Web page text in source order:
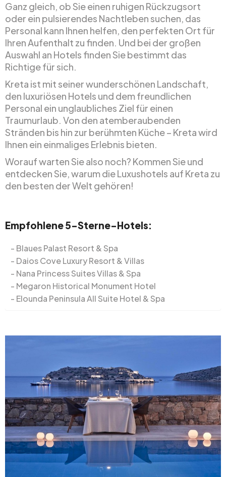
Ganz gleich, ob Sie einen ruhigen Rückzugsort
oder ein pulsierendes Nachtleben suchen, das
Personal kann Ihnen helfen, den perfekten Ort für
Ihren Aufenthalt zu finden. Und bei der großen
Auswahl an Hotels finden Sie bestimmt das
Richtige für sich.
Kreta ist mit seiner wunderschönen Landschaft,
den luxuriösen Hotels und dem freundlichen
Personal ein unglaubliches Ziel für einen
Traumurlaub. Von den atemberaubenden
Stränden bis hin zur berühmten Küche – Kreta wird
Ihnen ein einmaliges Erlebnis bieten.
Worauf warten Sie also noch? Kommen Sie und
entdecken Sie, warum die Luxushotels auf Kreta zu
den besten der Welt gehören!
Empfohlene 5-Sterne-Hotels:
Blaues Palast Resort & Spa
Daios Cove Luxury Resort & Villas
Nana Princess Suites Villas & Spa
Megaron Historical Monument Hotel
Elounda Peninsula All Suite Hotel & Spa